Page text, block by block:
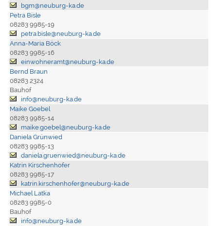
bgm@neuburg-ka.de
Petra Bisle
08283 9985-19
petra.bisle@neuburg-ka.de
Anna-Maria Böck
08283 9985-16
einwohneramt@neuburg-ka.de
Bernd Braun
08283 2324
Bauhof
info@neuburg-ka.de
Maike Goebel
08283 9985-14
maike.goebel@neuburg-ka.de
Daniela Grünwied
08283 9985-13
daniela.gruenwied@neuburg-ka.de
Katrin Kirschenhofer
08283 9985-17
katrin.kirschenhofer@neuburg-ka.de
Michael Latka
08283 9985-0
Bauhof
info@neuburg-ka.de